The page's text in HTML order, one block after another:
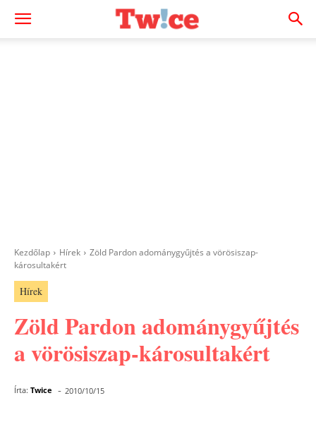
Kezdőlap Hírek
Zöld Pardon adománygyűjtés a vörösiszap-
károsultakért
Hírek
Zöld Pardon adománygyűjtés
a vörösiszap-károsultakért
Írta: Twice - 2010/10/15